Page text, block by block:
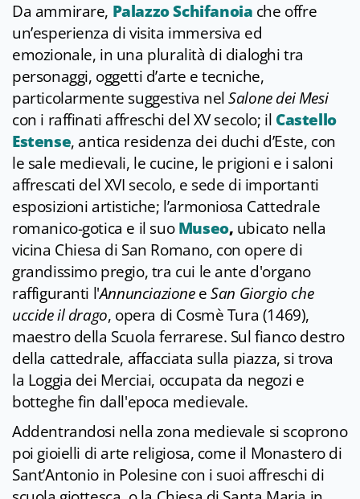
Da ammirare, Palazzo Schifanoia che offre
un’esperienza di visita immersiva ed
emozionale, in una pluralità di dialoghi tra
personaggi, oggetti d’arte e tecniche,
particolarmente suggestiva nelSalone dei Mesi
con i raffinati affreschi del XV secolo; il Castello
Estense, antica residenza dei duchi d’Este, con
le sale medievali, le cucine, le prigioni e i saloni
affrescati del XVI secolo, e sede di importanti
esposizioni artistiche; l’armoniosa Cattedrale
romanico-gotica e il suoMuseo, ubicato nella
vicina Chiesa di San Romano, con opere di
grandissimo pregio, tra cui le ante d'organo
raffiguranti l'AnnunciazioneeSan Giorgio che
uccide il drago, opera di Cosmè Tura (1469),
maestro della Scuola ferrarese. Sul fianco destro
della cattedrale, affacciata sulla piazza, si trova
la Loggia dei Merciai, occupata da negozi e
botteghe fin dall'epoca medievale.
Addentrandosi nella zona medievale si scoprono
poi gioielli di arte religiosa, come il Monastero di
Sant’Antonio in Polesine con i suoi affreschi di